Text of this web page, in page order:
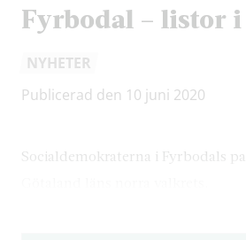
Fyrbodal – listor i
NYHETER
Publicerad den 10 juni 2020
Socialdemokraterna i Fyrbodals